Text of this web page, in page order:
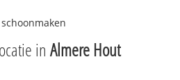
inAlmere Hout